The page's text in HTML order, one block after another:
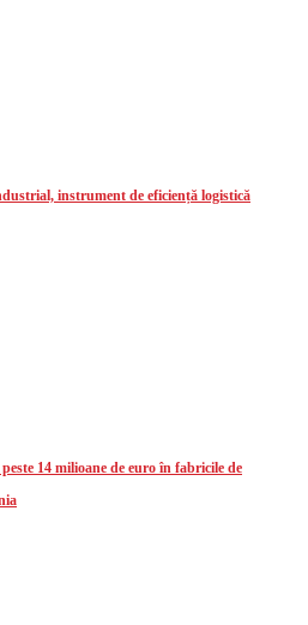
instrument de eficiență logistică
14 milioane de euro în fabricile de